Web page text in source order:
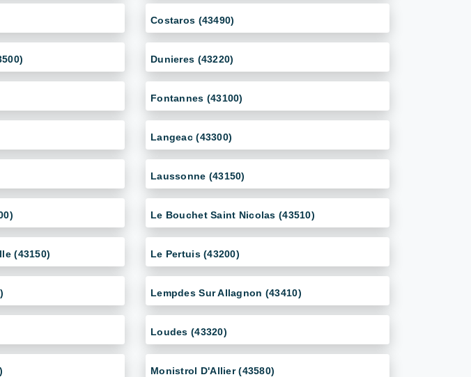
Costaros (43490)
Dunieres (43220)
Fontannes (43100)
Langeac (43300)
Laussonne (43150)
Le Bouchet Saint Nicolas (43510)
(43150) Le Pertuis (43200)
Lempdes Sur Allagnon (43410)
Loudes (43320)
Monistrol D'Allier (43580)